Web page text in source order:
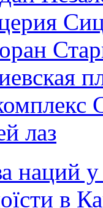
лаз
наций
в